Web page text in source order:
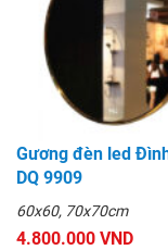
Gương đèn led
DQ 9909
60x60, 70x70cm
4.800.000 VND